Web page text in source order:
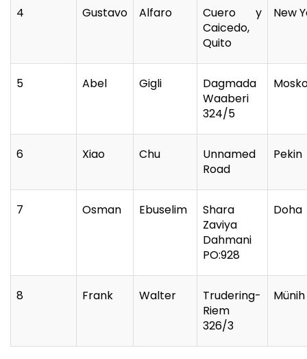
4 Gustavo Alfaro
Cuero y
Caicedo,
Quito
New
5 Abel Gigli
Dagmada
Waaberi
324/5
6 Xiao Chu
Unnamed
Road
Pekin
7 Osman Ebuselim
Shara
Zaviya
Dahmani
PO:928
Doha
8 Frank Walter
Trudering-
Riem
326/3
Münih